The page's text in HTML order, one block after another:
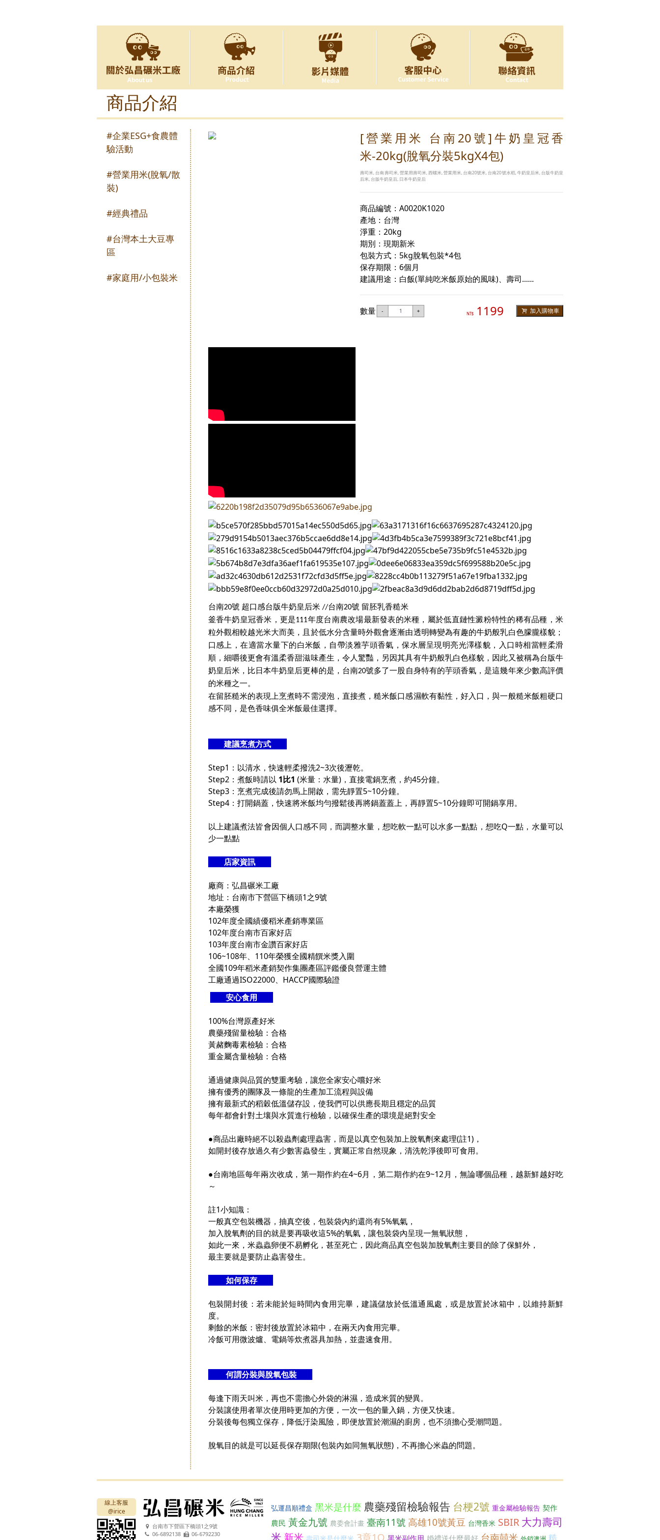
商品介紹
#企業ESG+食農體
驗活動
#營業用米(脫氧/散
裝)
#經典禮品
#台灣本土大豆專
區
#家庭用/小包裝米
[營業用米 台南20號]牛奶皇冠香
米-20kg(脫氧分裝5kgX4包)
壽司米, 台南壽司米, 營業用壽司米, 西螺米, 營業用米, 台南20號米, 台南20號水稻, 牛奶皇后米, 台版牛奶皇
后米, 台版牛奶皇后, 日本牛奶皇后
商品編號：A0020K1020
產地：台灣
淨重：20kg
期別：現期新米
包裝方式：5kg脫氧包裝*4包
保存期限：6個月
建議用途：白飯(單純吃米飯原始的風味)、壽司......
數量 - + NT$ 1199 加入購物車
台南20號 超口感台版牛奶皇后米//台南20號 留胚乳香糙米
釜香牛奶皇冠香米，更是111年度台南農改場最新發表的米種，屬於低直鏈性澱粉特性的稀有品種，米
粒外觀相較越光米大而美，且於低水分含量時外觀會逐漸由透明轉變為有趣的牛奶般乳白色朦朧樣貌；
口感上，在適當水量下的白米飯，自帶淡雅芋頭香氣，保水層呈現明亮光澤樣貌，入口時相當輕柔滑
順，細嚼後更會有溫柔香甜滋味產生，令人驚豔，另因其具有牛奶般乳白色樣貌，因此又被稱為台版牛
奶皇后米，比日本牛奶皇后更棒的是，台南20號多了一股自身特有的芋頭香氣，是這幾年來少數高評價
的米種之一。
在留胚糙米的表現上烹煮時不需浸泡，直接煮，糙米飯口感濕軟有黏性，好入口，與一般糙米飯粗硬口
感不同，是色香味俱全米飯最佳選擇。
建議烹煮方式
Step1：以清水，快速輕柔撥洗2~3次後瀝乾。
Step2：煮飯時請以 1比1 (米量：水量)，直接電鍋烹煮，約45分鐘。
Step3：烹煮完成後請勿馬上開啟，需先靜置5~10分鐘。
Step4：打開鍋蓋，快速將米飯均勻撥鬆後再將鍋蓋蓋上，再靜置5~10分鐘即可開鍋享用。
以上建議煮法皆會因個人口感不同，而調整水量，想吃軟一點可以水多一點點，想吃Q一點，水量可以
少一點點
店家資訊
廠商：弘昌碾米工廠
地址：台南市下營區下橋頭1之9號
本廠榮獲
102年度全國績優稻米產銷專業區
102年度台南市百家好店
103年度台南市金讚百家好店
106~108年、110年榮獲全國精饌米獎入圍
全國109年稻米產銷契作集團產區評鑑優良營運主體
工廠通過ISO22000、HACCP國際驗證
安心食用
100%台灣原產好米
農藥殘留量檢驗：合格
黃赭麴毒素檢驗：合格
重金屬含量檢驗：合格
通過健康與品質的雙重考驗，讓您全家安心嚐好米
擁有優秀的團隊及一條龍的生產加工流程與設備
擁有最新式的稻穀低溫儲存設，使我們可以供應長期且穩定的品質
每年都會針對土壤與水質進行檢驗，以確保生產的環境是絕對安全
●商品出廠時絕不以殺蟲劑處理蟲害，而是以真空包裝加上脫氧劑來處理(註1)，
如開封後存放過久有少數害蟲發生，實屬正常自然現象，清洗乾淨後即可食用。
●台南地區每年兩次收成，第一期作約在4~6月，第二期作約在9~12月，無論哪個品種，越新鮮越好吃
～
註1小知識：
一般真空包裝機器，抽真空後，包裝袋內約還尚有5%氧氣，
加入脫氧劑的目的就是要再吸收這5%的氧氣，讓包裝袋內呈現一無氧狀態，
如此一來，米蟲蟲卵便不易孵化，甚至死亡，因此商品真空包裝加脫氧劑主要目的除了保鮮外，
最主要就是要防止蟲害發生。
如何保存
包裝開封後：若未能於短時間內食用完畢，建議儲放於低溫通風處，或是放置於冰箱中，以維持新鮮
度。
剩餘的米飯：密封後放置於冰箱中，在兩天內食用完畢。
冷飯可用微波爐、電鍋等炊煮器具加熱，並盡速食用。
何謂分裝與脫氧包裝
每逢下雨天叫米，再也不需擔心外袋的淋濕，造成米質的變異。
分裝讓使用者單次使用時更加的方便，一次一包的量入鍋，方便又快速。
分裝後每包獨立保存，降低汙染風險，即便放置於潮濕的廚房，也不須擔心受潮問題。
脫氧目的就是可以延長保存期限(包裝內如同無氧狀態)，不再擔心米蟲的問題。
線上客服
@irice
台南市下營區下橋頭1之9號
06-6892138
06-6792230
弘運昌順禮盒 黑米是什麼 農藥殘留檢驗報告 台梗2號 重金屬檢驗報告 契作
農民 黃金九號 農委會計畫 臺南11號 高雄10號黃豆 台灣香米 SBIR 大力壽司
米 新米 壽司米是什麼米 3章1Q 黑米副作用 婚禮送什麼最好 台南囍米 糙